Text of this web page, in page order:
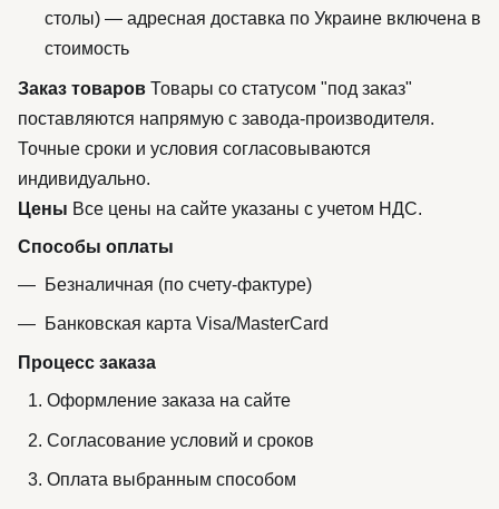
столы) — адресная доставка по Украине включена в
стоимость
Заказ товаров Товары со статусом "под заказ"
поставляются напрямую с завода-производителя.
Точные сроки и условия согласовываются
индивидуально.
Цены Все цены на сайте указаны с учетом НДС.
Способы оплаты
Безналичная (по счету-фактуре)
Банковская карта Visa/MasterCard
Процесс заказа
Оформление заказа на сайте
Согласование условий и сроков
Оплата выбранным способом